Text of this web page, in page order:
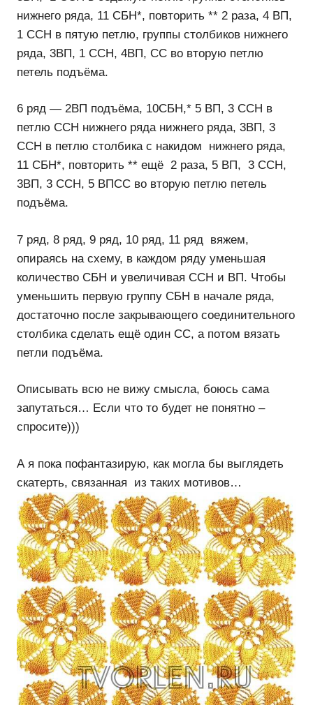
нижнего ряда, 11 СБН*, повторить ** 2 раза, 4 ВП,
1 ССН в пятую петлю, группы столбиков нижнего
ряда, 3ВП, 1 ССН, 4ВП, СС во вторую петлю
петель подъёма.
6 ряд — 2ВП подъёма, 10СБН,* 5 ВП, 3 ССН в
петлю ССН нижнего ряда нижнего ряда, 3ВП, 3
ССН в петлю столбика с накидом нижнего ряда,
11 СБН*, повторить ** ещё 2 раза, 5 ВП, 3 ССН,
3ВП, 3 ССН, 5 ВПСС во вторую петлю петель
подъёма.
7 ряд, 8 ряд, 9 ряд, 10 ряд, 11 ряд вяжем,
опираясь на схему, в каждом ряду уменьшая
количество СБН и увеличивая ССН и ВП. Чтобы
уменьшить первую группу СБН в начале ряда,
достаточно после закрывающего соединительного
столбика сделать ещё один СС, а потом вязать
петли подъёма.
Описывать всю не вижу смысла, боюсь сама
запутаться… Если что то будет не понятно –
спросите)))
А я пока пофантазирую, как могла бы выглядеть
скатерть, связанная из таких мотивов…